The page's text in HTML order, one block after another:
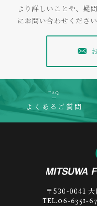
より詳しいことや、疑
にお問い合わせください
FAQ
よくあるご質問
〒530-0041
TEL.06-6351-